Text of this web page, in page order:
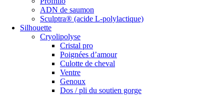
ADN de saumon
Sculptra® (acide L-polylactique)
Silhouette
Cryolipolyse
Cristal pro
Poignées d’amour
Culotte de cheval
Ventre
Genoux
Dos / pli du soutien gorge